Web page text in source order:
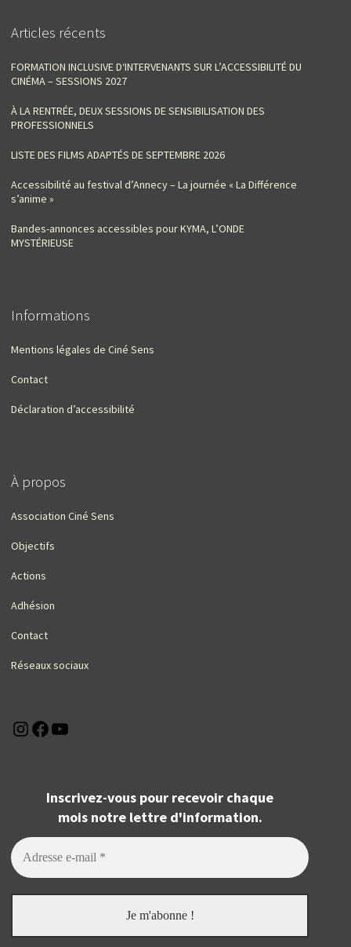
Articles récents
FORMATION INCLUSIVE D‘INTERVENANTS SUR L’ACCESSIBILITÉ DU
CINÉMA – SESSIONS 2027
À LA RENTRÉE, DEUX SESSIONS DE SENSIBILISATION DES
PROFESSIONNELS
LISTE DES FILMS ADAPTÉS DE SEPTEMBRE 2026
Accessibilité au festival d’Annecy – La journée « La Différence
s’anime »
Bandes-annonces accessibles pour KYMA, L’ONDE
MYSTÉRIEUSE
Informations
Mentions légales de Ciné Sens
Contact
Déclaration d’accessibilité
À propos
Association Ciné Sens
Objectifs
Actions
Adhésion
Contact
Réseaux sociaux
Instagram
Facebook
Inscrivez-vous pour recevoir chaque
mois notre lettre d'information.